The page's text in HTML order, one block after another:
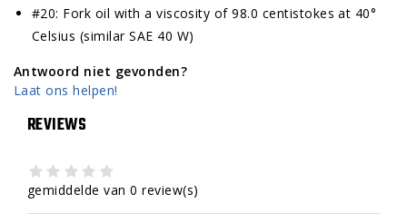
#20: Fork oil with a viscosity of 98.0 centistokes at 40°
Celsius (similar SAE 40 W)
Antwoord niet gevonden?
Laat ons helpen!
REVIEWS
gemiddelde van 0 review(s)